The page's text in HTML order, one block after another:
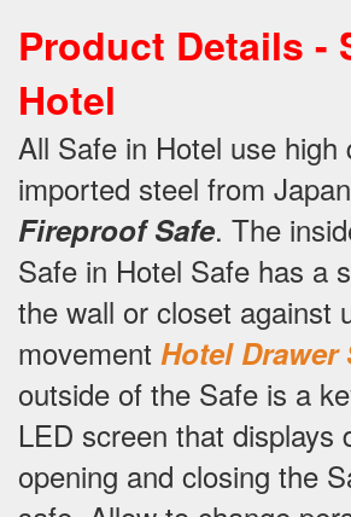
Product Details -
Hotel
All Safe in Hotel use high
imported steel from Japan
Fireproof Safe. The
Safe in Hotel Safe has a
the wall or closet against
movement Hotel Drawer
outside of the Safe is a
LED screen that displays
opening and closing the